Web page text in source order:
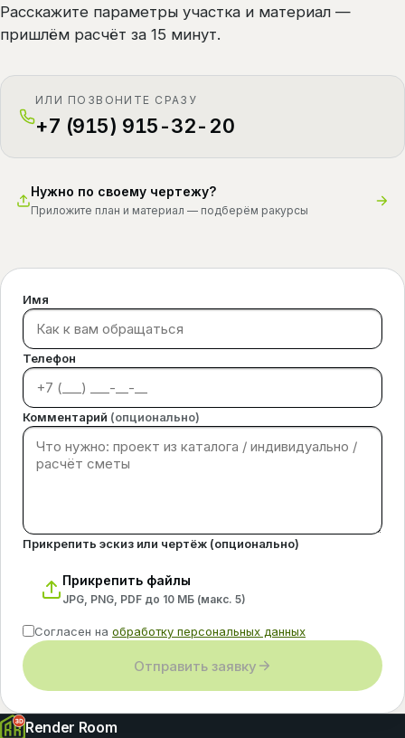
Расскажите параметры участка и материал —
пришлём расчёт за 15 минут.
ИЛИ ПОЗВОНИТЕ СРАЗУ
+7 (915) 915-32-20
Нужно по своему чертежу?
Приложите план и материал — подберём ракурсы
Имя
Телефон
Комментарий (опционально)
Прикрепить эскиз или чертёж (опционально)
Прикрепить файлы
JPG, PNG, PDF до 10 МБ (макс. 5)
Согласен на обработку персональных данных
Отправить заявку
Render Room